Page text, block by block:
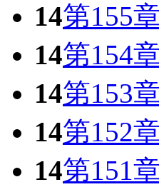
14第155
14第154
14第153
14第152
14第151